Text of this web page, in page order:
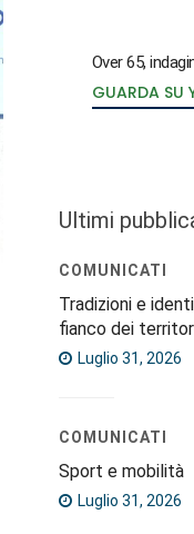
Over 65,
GUARDA SU
Ultimi
COMUNICATI
Tradizioni e
fianco dei
Luglio 31, 2026
COMUNICATI
Sport e mobilità
Luglio 31, 2026